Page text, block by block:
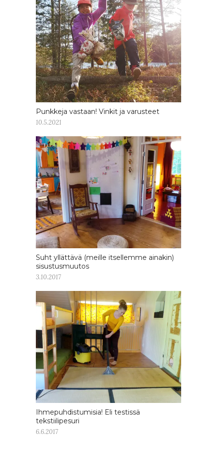
Punkkeja vastaan! Vinkit ja varusteet
10.5.2021
Suht yllättävä (meille itsellemme ainakin)
sisustusmuutos
3.10.2017
Ihmepuhdistumisia! Eli testissä
tekstiilipesuri
6.6.2017